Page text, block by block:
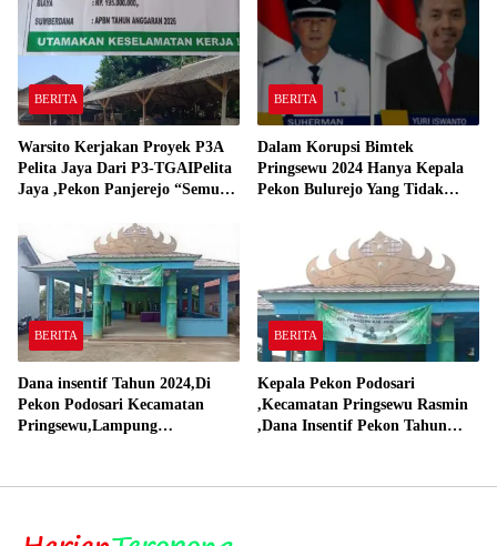
BERITA
Warsito Kerjakan Proyek P3A
Pelita Jaya Dari P3-TGAIPelita
Jaya ,Pekon Panjerejo “Semua
BERITA
Dalam Korupsi Bimtek
Pringsewu 2024 Hanya Kepala
Pekon Bulurejo Yang Tidak
BERITA
Dana insentif Tahun 2024,Di
Pekon Podosari Kecamatan
Pringsewu,Lampung
BERITA
Kepala Pekon Podosari
,Kecamatan Pringsewu Rasmin
,Dana Insentif Pekon Tahun